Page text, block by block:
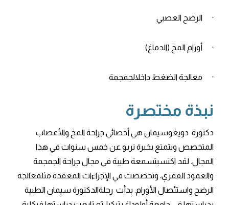
· الرضح العصبي
· أورام المخ (الدماغ)
· معالجة الضغط داخلالجمجمة
نبذة مختصرة
دكتورة دويغوسيمان هي أخصائي جراحة المخ والأعصاب
المتخصص ويتمتع بخبرة تربو عن خمس سنوات في هذا
المجال. لقد اكتسبتسمعة طيبة في مجال جراحة الجمجمة
والعمود الفقري، وتخصصت في الإجراءات المعقدة مثلمعالجة
الرضح واستئصال الأورام. بدأت رحلةالدكتورة سيمان الطبية